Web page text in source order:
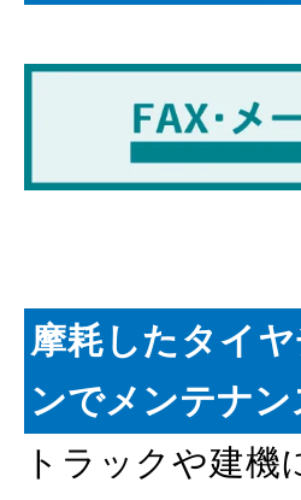
摩耗したタイ
ンでメンテナン
トラックや建